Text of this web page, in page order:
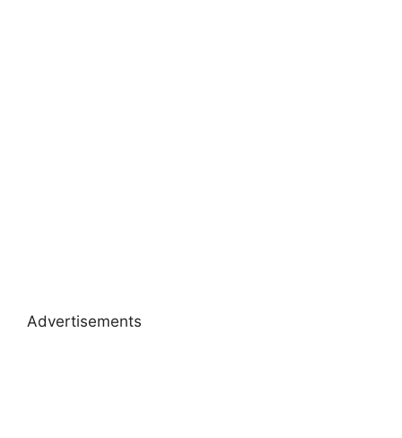
Advertisements